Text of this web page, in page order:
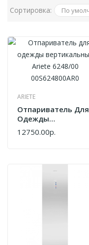
Сортировка:
ARIETE
Отпариватель Для
Одежды
Вертикальный
Ariete 6248/00
12750.00р.